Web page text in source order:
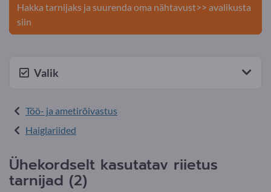
Hakka tarnijaks ja suurenda oma nähtavust>> avalikusta
siin
Valik
Töö- ja ametirõivastus
Haiglariided
Ühekordselt kasutatav riietus
tarnijad (2)